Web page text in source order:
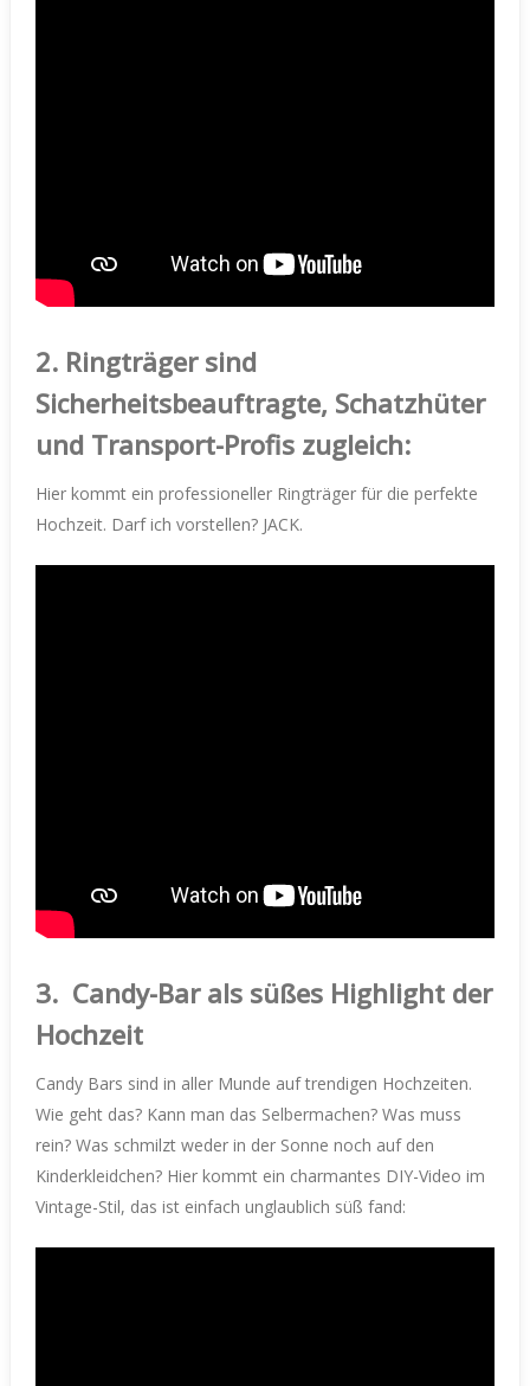
2. Ringträger sind
Sicherheitsbeauftragte, Schatzhüter
und Transport-Profis zugleich:
Hier kommt ein professioneller Ringträger für die perfekte
Hochzeit. Darf ich vorstellen? JACK.
3. Candy-Bar als süßes Highlight der
Hochzeit
Candy Bars sind in aller Munde auf trendigen Hochzeiten.
Wie geht das? Kann man das Selbermachen? Was muss
rein? Was schmilzt weder in der Sonne noch auf den
Kinderkleidchen? Hier kommt ein charmantes DIY-Video im
Vintage-Stil, das ist einfach unglaublich süß fand: